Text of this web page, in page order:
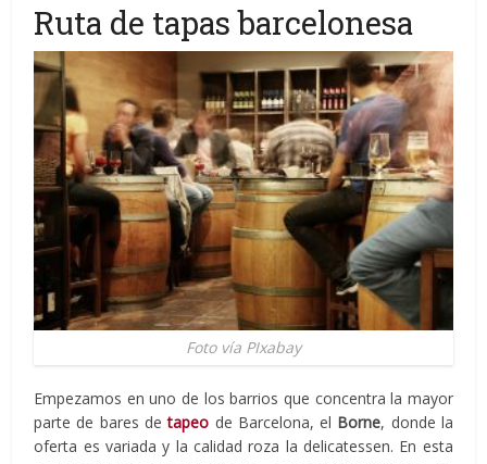
Ruta de tapas barcelonesa
Foto vía PIxabay
Empezamos en uno de los barrios que concentra la mayor
parte de bares detapeo de Barcelona, el Borne, donde la
oferta es variada y la calidad roza la delicatessen. En esta